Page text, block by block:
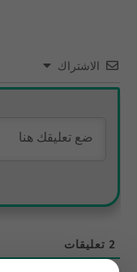
الاشتراك
2 تعليقات